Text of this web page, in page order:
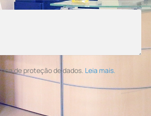
de proteção de dados. Leia mais.